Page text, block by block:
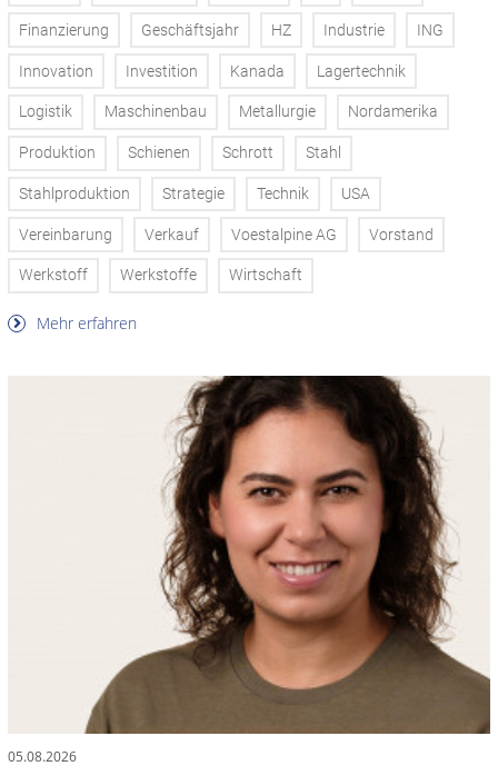
Finanzierung Geschäftsjahr HZ Industrie ING
Innovation Investition Kanada Lagertechnik
Logistik Maschinenbau Metallurgie Nordamerika
Produktion Schienen Schrott Stahl
Stahlproduktion Strategie Technik USA
Vereinbarung Verkauf Voestalpine AG Vorstand
Werkstoff Werkstoffe Wirtschaft
Mehr erfahren
05.08.2026